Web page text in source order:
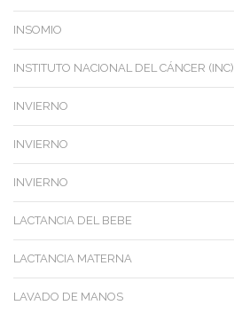
INSOMIO
INSTITUTO NACIONAL DEL CÁNCER (INC)
INVIERNO
INVIERNO
INVIERNO
LACTANCIA DEL BEBE
LACTANCIA MATERNA
LAVADO DE MANOS